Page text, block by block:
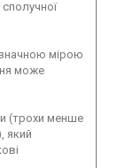
значною мірою
може
(трохи менше
який